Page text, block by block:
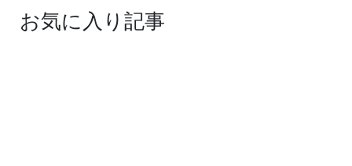
お気に入り記事